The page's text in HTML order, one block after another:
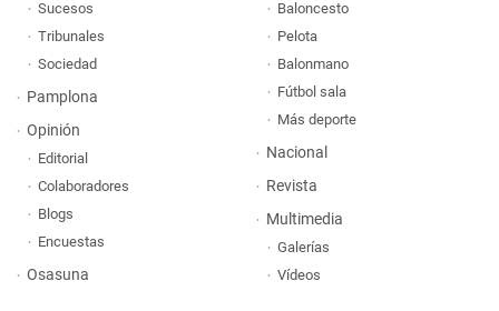
Sucesos
Tribunales
Sociedad
Pamplona
Opinión
Editorial
Colaboradores
Blogs
Encuestas
Osasuna
Baloncesto
Pelota
Balonmano
Fútbol sala
Más deporte
Nacional
Revista
Multimedia
Galerías
Vídeos